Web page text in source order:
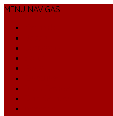
MENU NAVIGASI